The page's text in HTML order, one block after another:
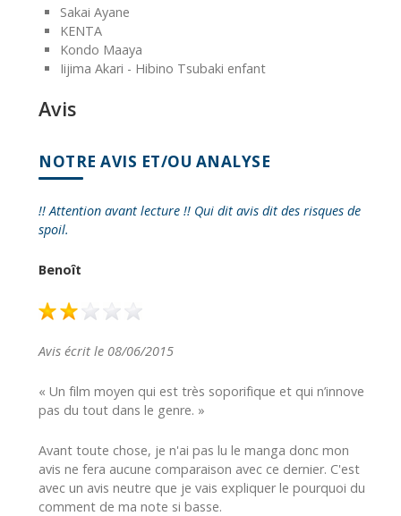
Sakai Ayane
KENTA
Kondo Maaya
Iijima Akari - Hibino Tsubaki enfant
Avis
NOTRE AVIS ET/OU ANALYSE
!! Attention avant lecture !! Qui dit avis dit des risques de
spoil.
Benoît
Avis écrit le 08/06/2015
« Un film moyen qui est très soporifique et qui n’innove
pas du tout dans le genre. »
Avant toute chose, je n'ai pas lu le manga donc mon
avis ne fera aucune comparaison avec ce dernier. C'est
avec un avis neutre que je vais expliquer le pourquoi du
comment de ma note si basse.